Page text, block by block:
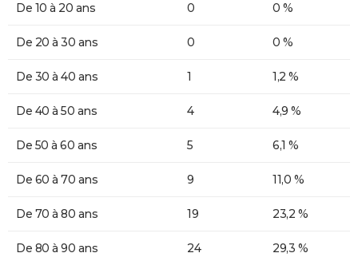
De 10 à 20 ans 0 0 %
De 20 à 30 ans 0 0 %
De 30 à 40 ans 1 1,2 %
De 40 à 50 ans 4 4,9 %
De 50 à 60 ans 5 6,1 %
De 60 à 70 ans 9 11,0 %
De 70 à 80 ans 19 23,2 %
De 80 à 90 ans 24 29,3 %